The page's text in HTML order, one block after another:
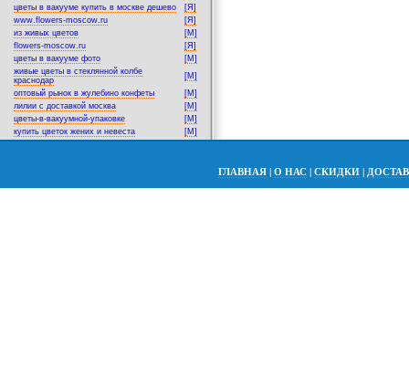
цветы в вакууме купить в москве дешево
[Я]
www.flowers-moscow.ru
[Я]
из живых цветов
[M]
flowers-moscow.ru
[Я]
цветы в вакууме фото
[M]
живые цветы в стеклянной колбе
краснодар
[M]
оптовый рынок в жулебино конфеты
[M]
лилии с доставкой москва
[M]
цветы-в-вакуумной-упаковке
[M]
купить цветок жених и невеста
[M]
ГЛАВНАЯ | О НАС | СКИДКИ |